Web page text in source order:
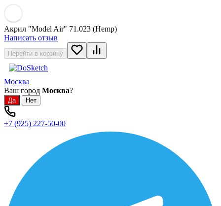
Акрил "Model Air" 71.023 (Hemp)
Написать отзыв
Перейти в корзину
Москва
Ваш город Москва?
+7 (925) 227-50-00